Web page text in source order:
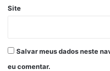
Site
Salvar meus dados neste
eu comentar.